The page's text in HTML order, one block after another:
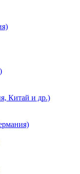
Китай и др.)